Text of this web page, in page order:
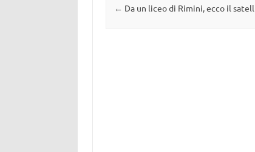
Navigazione articolo
← Da un liceo di Rimini, ecco il